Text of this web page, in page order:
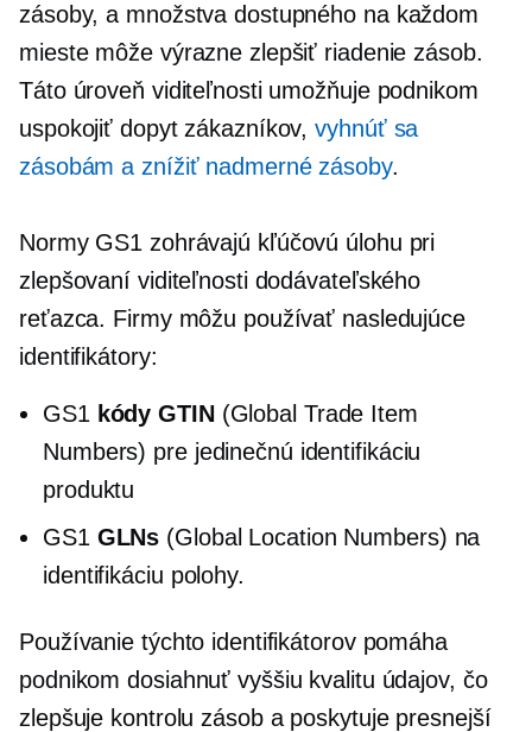
zásoby, a množstva dostupného na každom
mieste môže výrazne zlepšiť riadenie zásob.
Táto úroveň viditeľnosti umožňuje podnikom
uspokojiť dopyt zákazníkov,vyhnúť sa
zásobám a znížiť nadmerné zásoby.
Normy GS1 zohrávajú kľúčovú úlohu pri
zlepšovaní viditeľnosti dodávateľského
reťazca. Firmy môžu používať nasledujúce
identifikátory:
GS1 kódy GTIN(Global Trade Item
Numbers) pre jedinečnú identifikáciu
produktu
GS1 GLNs (Global Location Numbers) na
identifikáciu polohy.
Používanie týchto identifikátorov pomáha
podnikom dosiahnuť vyššiu kvalitu údajov, čo
zlepšuje kontrolu zásob a poskytuje presnejší